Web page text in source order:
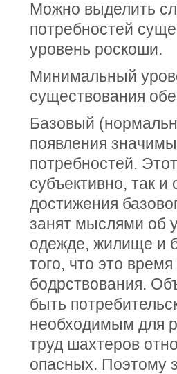
Можно выделить
потребностей
уровень роскоши.
Минимальный
существования
Базовый
появления
потребностей.
субъективно, так
достижения
занят мыслями об
одежде, жилище и
того, что это
бодрствования.
быть
необходимым для
труд шахтеров
опасных. Поэтому